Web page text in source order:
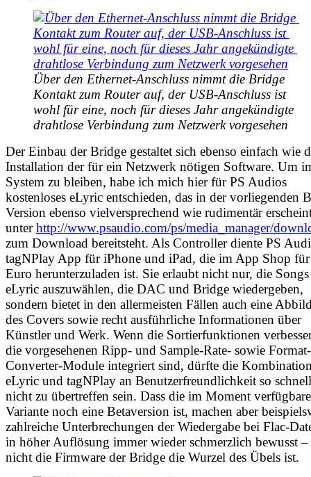
Über den Ethernet-Anschluss nimmt die Bridge
Kontakt zum Router auf, der USB-Anschluss ist
wohl für eine, noch für dieses Jahr angekündigte
drahtlose Verbindung zum Netzwerk vorgesehen
Der Einbau der Bridge gestaltet sich ebenso einfach wie
Installation der für ein Netzwerk nötigen Software. Um
System zu bleiben, habe ich mich hier für PS Audios
kostenloses eLyric entschieden, das in der vorliegenden
Version ebenso vielversprechend wie rudimentär
unterhttp://www.psaudio.com/ps/media_manager/
zum Download bereitsteht. Als Controller diente PS
tagNPlay App für iPhone und iPad, die im App Shop
Euro herunterzuladen ist. Sie erlaubt nicht nur, die Songs
eLyric auszuwählen, die DAC und Bridge wiedergeben,
sondern bietet in den allermeisten Fällen auch eine
des Covers sowie recht ausführliche Informationen über
Künstler und Werk. Wenn die Sortierfunktionen
die vorgesehenen Ripp- und Sample-Rate- sowie Format-
Converter-Module integriert sind, dürfte die
eLyric und tagNPlay an Benutzerfreundlichkeit so schnell
nicht zu übertreffen sein. Dass die im Moment verfügbare
Variante noch eine Betaversion ist, machen aber
zahlreiche Unterbrechungen der Wiedergabe bei Flac-
in höher Auflösung immer wieder schmerzlich bewusst
nicht die Firmware der Bridge die Wurzel des Übels ist.